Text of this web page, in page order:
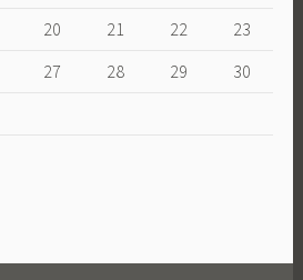
20 21 22
23
27 28 29
30